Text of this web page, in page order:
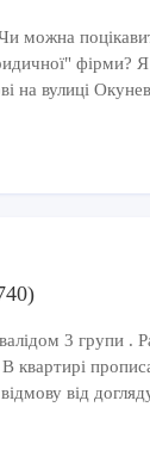
можна
фірми? Я
на вулиці
3 групи .
квартирі
від